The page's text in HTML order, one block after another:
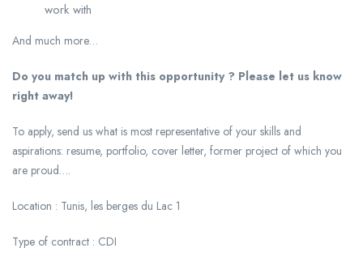
work with
And much more…
Do you match up with this opportunity ? Please let us know
right away!
To apply, send us what is most representative of your skills and
aspirations: resume, portfolio, cover letter, former project of which you
are proud….
Location : Tunis, les berges du Lac 1
Type of contract : CDI